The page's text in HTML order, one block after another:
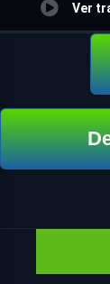
Ver